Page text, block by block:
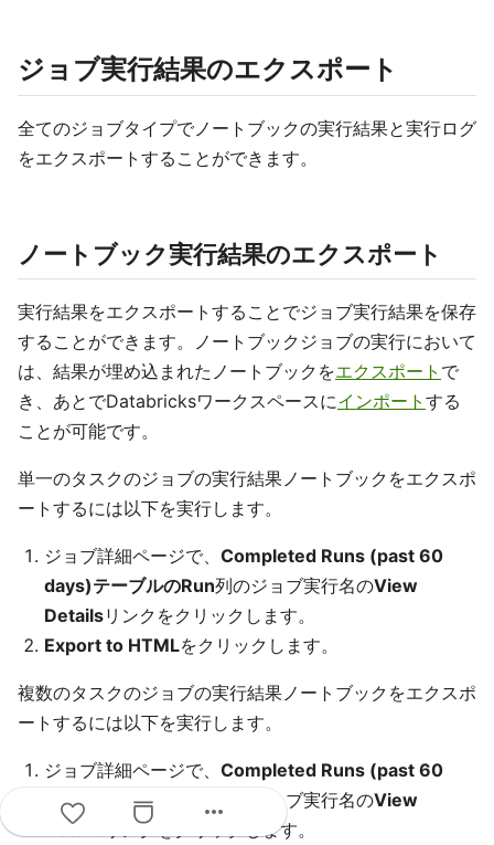
ジョブ実行結果のエクスポート
全てのジョブタイプでノートブックの実行結果と実行ログ
をエクスポートすることができます。
ノートブック実行結果のエクスポート
実行結果をエクスポートすることでジョブ実行結果を保存
することができます。ノートブックジョブの実行において
は、結果が埋め込まれたノートブックをエクスポート で
き、あとでDatabricksワークスペースにインポート する
ことが可能です。
単一のタスクのジョブの実行結果ノートブックをエクスポ
ートするには以下を実行します。
ジョブ詳細ページで、 Completed Runs (past 60
days)テーブルのRun列のジョブ実行名のView
Detailsリンクをクリックします。
Export to HTMLをクリックします。
複数のタスクのジョブの実行結果ノートブックをエクスポ
ートするには以下を実行します。
ジョブ詳細ページで、 Completed Runs (past 60
days)テーブルのRun
列のジョブ実行名のView
Details
リンクをクリックします。
more_horiz